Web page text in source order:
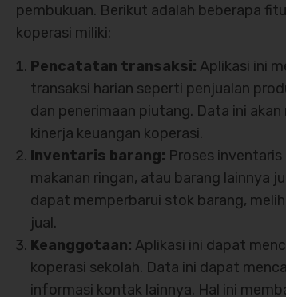
pembukuan. Berikut adalah beberapa
koperasi miliki:
Pencatatan transaksi: Aplikasi ini
transaksi harian seperti penjualan
dan penerimaan piutang. Data ini
kinerja keuangan koperasi.
Inventaris barang: Proses
makanan ringan, atau barang lainnya
dapat memperbarui stok barang,
jual.
Keanggotaan: Aplikasi ini dapat
koperasi sekolah. Data ini dapat
informasi kontak lainnya. Hal ini